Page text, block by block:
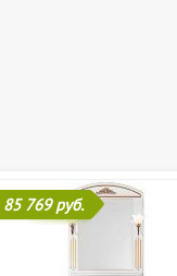
85 769 руб.